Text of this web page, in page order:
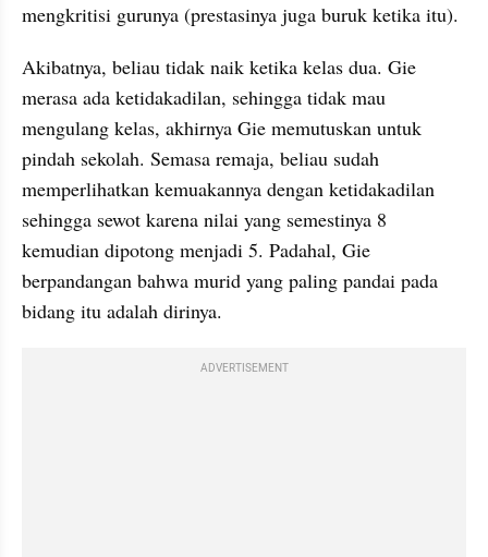
mengkritisi gurunya (prestasinya juga buruk ketika itu).
Akibatnya, beliau tidak naik ketika kelas dua. Gie
merasa ada ketidakadilan, sehingga tidak mau
mengulang kelas, akhirnya Gie memutuskan untuk
pindah sekolah. Semasa remaja, beliau sudah
memperlihatkan kemuakannya dengan ketidakadilan
sehingga sewot karena nilai yang semestinya 8
kemudian dipotong menjadi 5. Padahal, Gie
berpandangan bahwa murid yang paling pandai pada
bidang itu adalah dirinya.
ADVERTISEMENT